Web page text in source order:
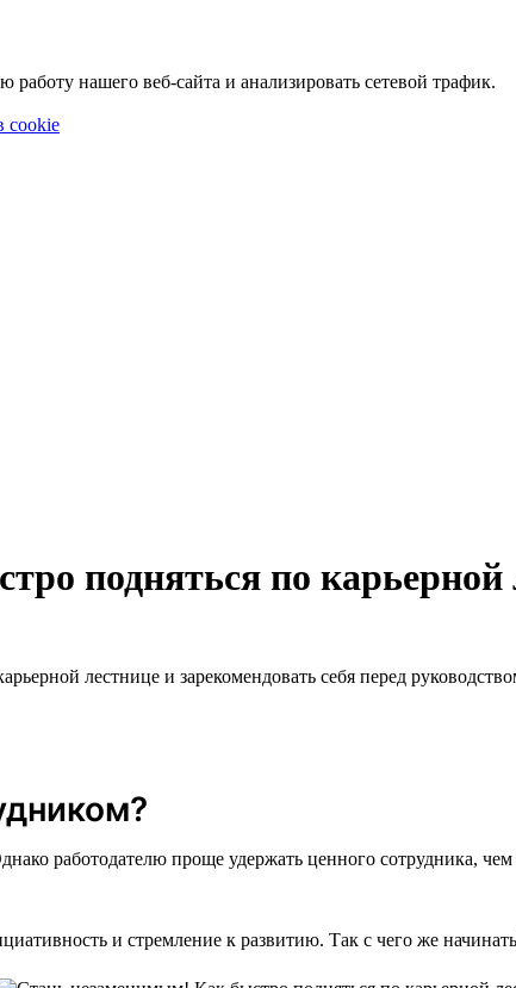
нашего веб-сайта и анализировать сетевой трафик.
cookie
подняться по карьерной
лестнице и зарекомендовать себя перед
работодателю проще удержать ценного сотрудника,
и стремление к развитию. Так с чего же